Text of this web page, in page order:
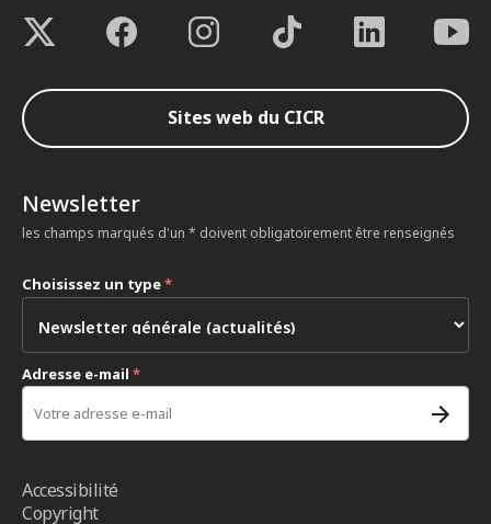
Sites web du CICR
Newsletter
les champs marqués d'un * doivent obligatoirement être renseignés
Choisissez un type*
Adresse e-mail *
Accessibilité
Copyright